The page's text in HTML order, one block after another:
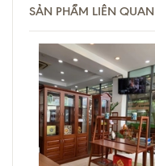
SẢN PHẨM LIÊN QUAN